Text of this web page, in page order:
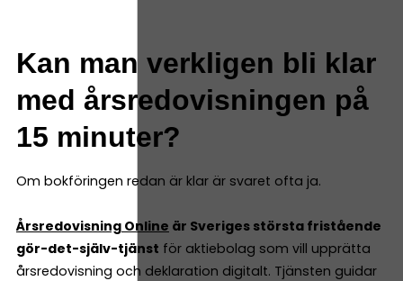
Kan man verkligen bli klar
med årsredovisningen på
15 minuter?
Om bokföringen redan är klar är svaret ofta ja.
Årsredovisning Online är Sveriges största fristående
gör-det-själv-tjänst för aktiebolag som vill upprätta
årsredovisning och deklaration digitalt. Tjänsten guidar